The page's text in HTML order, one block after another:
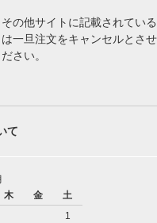
の他サイトに記載されている
一旦注文をキャンセルとさせ
さい。
て
木 金
土
1